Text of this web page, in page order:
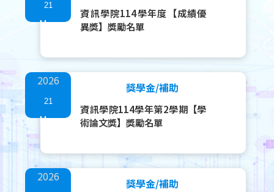
21
May
資訊學院114學年度【成績優
異獎】獎勵名單
2026
21
May
獎學金/補助
資訊學院114學年第2學期【學
術論文獎】獎勵名單
2026 獎學金/補助